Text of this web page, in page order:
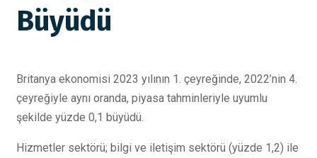
Büyüdü
Britanya ekonomisi 2023 yılının 1. çeyreğinde, 2022’nin 4.
çeyreğiyle aynı oranda, piyasa tahminleriyle uyumlu
şekilde yüzde 0,1 büyüdü.
Hizmetler sektörü; bilgi ve iletişim sektörü (yüzde 1,2) ile